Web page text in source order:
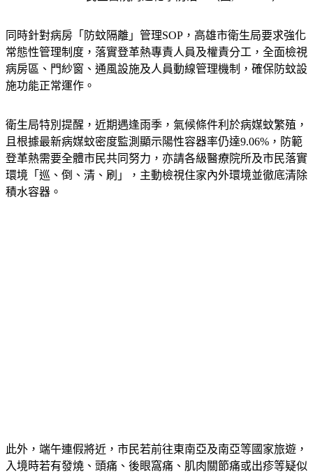
同時針對病房「防蚊隔離」管理SOP，高雄市衛生局要求強化
常態性管理制度，落實登革熱專責人員及權責分工，全面檢視
病房區、門紗窗、通風設施及人員動線管理機制，確保防蚊設
施功能正常運作。
衛生局特別提醒，近期遇逢雨季，氣候條件利於病媒蚊繁殖，
且根據最新病媒蚊密度監測顯示陽性容器率仍達9.06%，防範
登革熱需要全體市民共同努力，亦請各級醫療院所及市民落實
環境「巡、倒、清、刷」，主動檢視住家內外環境並徹底清除
積水容器。
此外，端午連假將近，市民若前往東南亞及南亞等國家旅遊，
入境時若有發燒、頭痛、後眼窩痛、肌肉關節痛或出疹等疑似